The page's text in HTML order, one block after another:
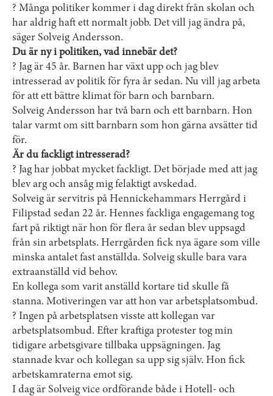
? Många politiker kommer i dag direkt från skolan och
har aldrig haft ett normalt jobb. Det vill jag ändra på,
säger Solveig Andersson.
Du är ny i politiken, vad innebär det?
? Jag är 45 år. Barnen har växt upp och jag blev
intresserad av politik för fyra år sedan. Nu vill jag arbeta
för att ett bättre klimat för barn och barnbarn.
Solveig Andersson har två barn och ett barnbarn. Hon
talar varmt om sitt barnbarn som hon gärna avsätter tid
för.
Är du fackligt intresserad?
? Jag har jobbat mycket fackligt. Det började med att jag
blev arg och ansåg mig felaktigt avskedad.
Solveig är servitris på Hennickehammars Herrgård i
Filipstad sedan 22 år. Hennes fackliga engagemang tog
fart på riktigt när hon för flera år sedan blev uppsagd
från sin arbetsplats. Herrgården fick nya ägare som ville
minska antalet fast anställda. Solveig skulle bara vara
extraanställd vid behov.
En kollega som varit anställd kortare tid skulle få
stanna. Motiveringen var att hon var arbetsplatsombud.
? Ingen på arbetsplatsen visste att kollegan var
arbetsplatsombud. Efter kraftiga protester tog min
tidigare arbetsgivare tillbaka uppsägningen. Jag
stannade kvar och kollegan sa upp sig själv. Hon fick
arbetskamraterna emot sig.
I dag är Solveig vice ordförande både i Hotell- och